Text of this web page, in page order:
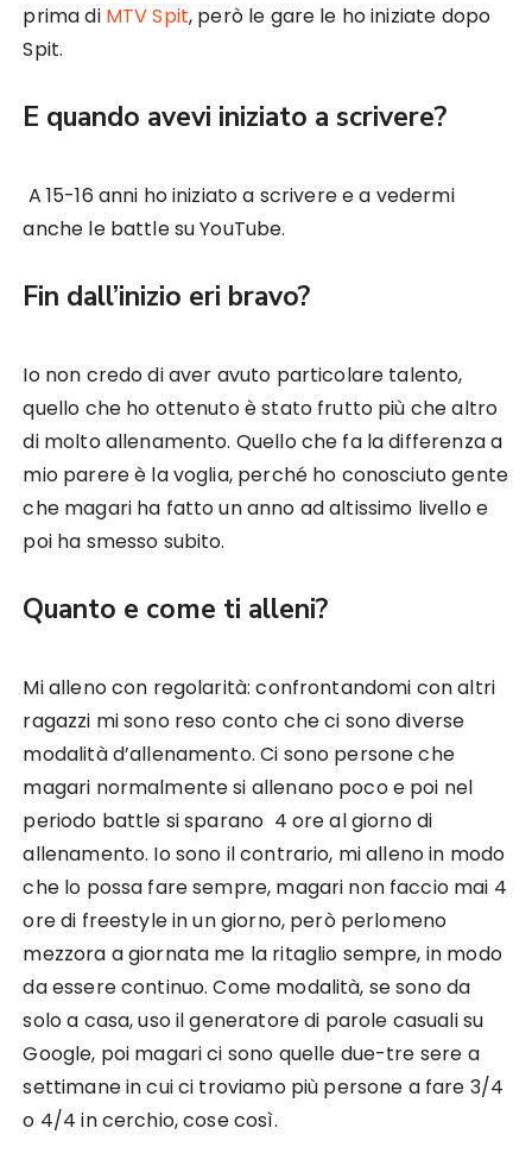
prima di MTV Spit, però le gare le ho iniziate dopo
Spit.
E quando avevi iniziato a scrivere?
A 15-16 anni ho iniziato a scrivere e a vedermi
anche le battle su YouTube.
Fin dall’inizio eri bravo?
Io non credo di aver avuto particolare talento,
quello che ho ottenuto è stato frutto più che altro
di molto allenamento. Quello che fa la differenza a
mio parere è la voglia, perché ho conosciuto gente
che magari ha fatto un anno ad altissimo livello e
poi ha smesso subito.
Quanto e come ti alleni?
Mi alleno con regolarità: confrontandomi con altri
ragazzi mi sono reso conto che ci sono diverse
modalità d’allenamento. Ci sono persone che
magari normalmente si allenano poco e poi nel
periodo battle si sparano 4 ore al giorno di
allenamento. Io sono il contrario, mi alleno in modo
che lo possa fare sempre, magari non faccio mai 4
ore di freestyle in un giorno, però perlomeno
mezzora a giornata me la ritaglio sempre, in modo
da essere continuo. Come modalità, se sono da
solo a casa, uso il generatore di parole casuali su
Google, poi magari ci sono quelle due-tre sere a
settimane in cui ci troviamo più persone a fare 3/4
o 4/4 in cerchio, cose così.